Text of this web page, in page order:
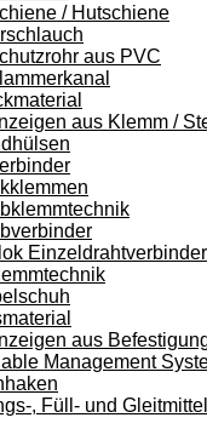
/ Hutschiene
aus PVC
aus Klemm /
Einzeldrahtverbinder
aus
Management
, Füll- und Gleitmittel